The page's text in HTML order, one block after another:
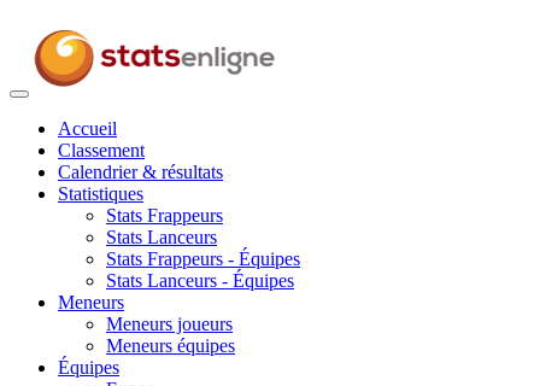
Toggle
navigationAccueil
Classement
Calendrier & résultats
Statistiques
Stats Frappeurs
Stats Lanceurs
Stats Frappeurs - Équipes
Stats Lanceurs - Équipes
Meneurs
Meneurs joueurs
Meneurs équipes
Équipes